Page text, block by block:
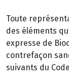
Toute
des éléments
expresse de
contrefaçon
suivants du